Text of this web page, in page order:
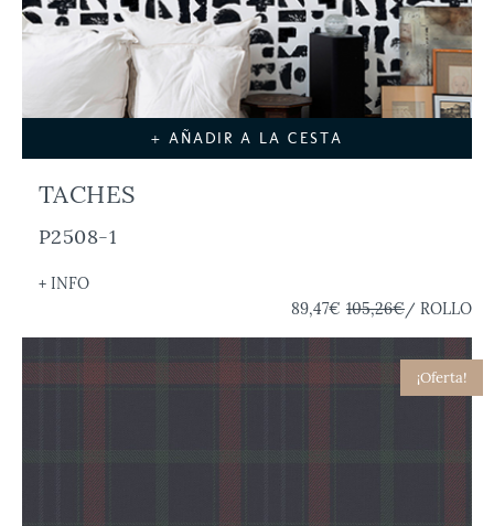
+ AÑADIR A LA CESTA
TACHES
P2508-1
+ INFO
89,47€ 105,26€/ ROLLO
¡Oferta!